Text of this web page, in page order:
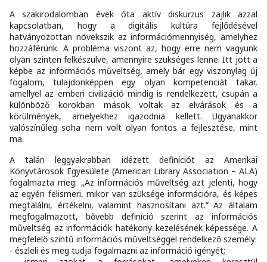
A szakirodalomban évek óta aktív diskurzus zajlik azzal
kapcsolatban, hogy a digitális kultúra fejlődésével
hatványozottan növekszik az információmennyiség, amelyhez
hozzáférünk. A probléma viszont az, hogy erre nem vagyunk
olyan szinten felkészülve, amennyire szükséges lenne. Itt jött a
képbe az információs műveltség, amely bár egy viszonylag új
fogalom, tulajdonképpen egy olyan kompetenciát takar,
amellyel az emberi civilizáció mindig is rendelkezett, csupán a
különböző korokban mások voltak az elvárások és a
körülmények, amelyekhez igazodnia kellett. Ugyanakkor
valószínűleg soha nem volt olyan fontos a fejlesztése, mint
ma.
A talán leggyakrabban idézett definíciót az Amerikai
Könyvtárosok Egyesülete (American Library Association – ALA)
fogalmazta meg: „Az információs műveltség azt jelenti, hogy
az egyén felismeri, mikor van szüksége információra, és képes
megtalálni, értékelni, valamint hasznosítani azt.” Az általam
megfogalmazott, bővebb definíció szerint az információs
műveltség az információk hatékony kezelésének képessége. A
megfelelő szintű információs műveltséggel rendelkező személy:
- észleli és meg tudja fogalmazni az információ igényét;